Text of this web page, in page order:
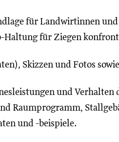
für Landwirtinnen
Haltung für Ziegen
Skizzen und Fotos
und Verhalten
Raumprogramm,
und -beispiele.